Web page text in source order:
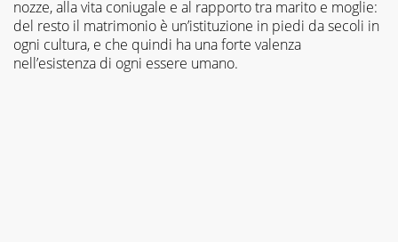
nozze, alla vita coniugale e al rapporto tra marito e moglie:
del resto il matrimonio è un’istituzione in piedi da secoli in
ogni cultura, e che quindi ha una forte valenza
nell’esistenza di ogni essere umano.